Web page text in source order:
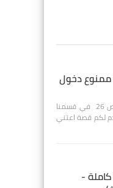
دخول
مرحباً بكم أصدقائي وأحبابي في موقعنا قصص 26 في قسمنا
لكم قصة اعتني
-